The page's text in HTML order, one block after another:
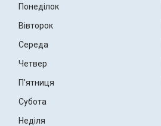
Понеділок
Вівторок
Середа
Четвер
Пʼятниця
Субота
Неділя